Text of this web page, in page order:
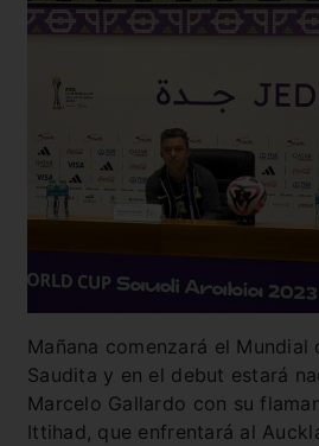
Mañana comenzará el Mundial
Saudita y en el debut estará
Marcelo Gallardo con su
Ittihad, que enfrentará al